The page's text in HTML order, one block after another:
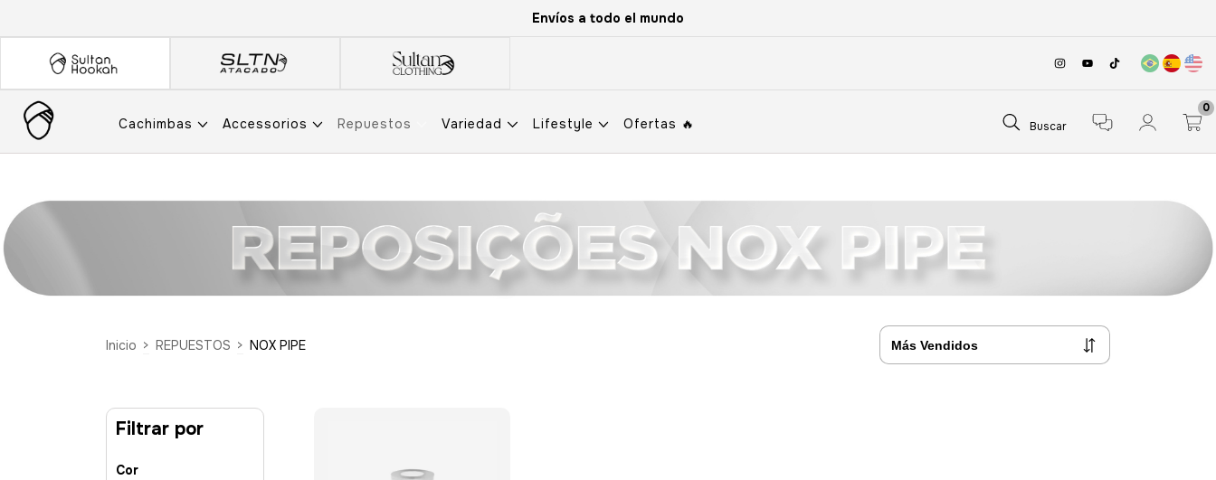
Envíos a todo el mundo
Cachimbas Accessorios Repuestos Variedad Lifestyle Ofertas 🔥 Buscar
0
Inicio > REPUESTOS > NOX PIPE
Filtrar por
Cor